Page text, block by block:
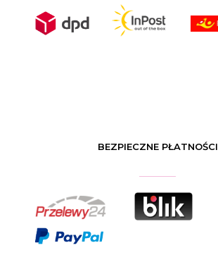
BEZPIECZNE PŁATNOŚCI